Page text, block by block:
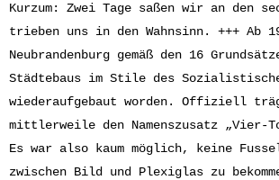
Kurzum: Zwei Tage saßen wir an den
trieben uns in den Wahnsinn. +++ Ab
Neubrandenburg gemäß den 16
Städtebaus im Stile des
wiederaufgebaut worden. Offiziell
mittlerweile den Namenszusatz „Vier-
Es war also kaum möglich, keine
zwischen Bild und Plexiglas zu